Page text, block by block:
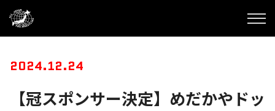
2024.12.24
【冠スポンサー決定】めだかやドッ